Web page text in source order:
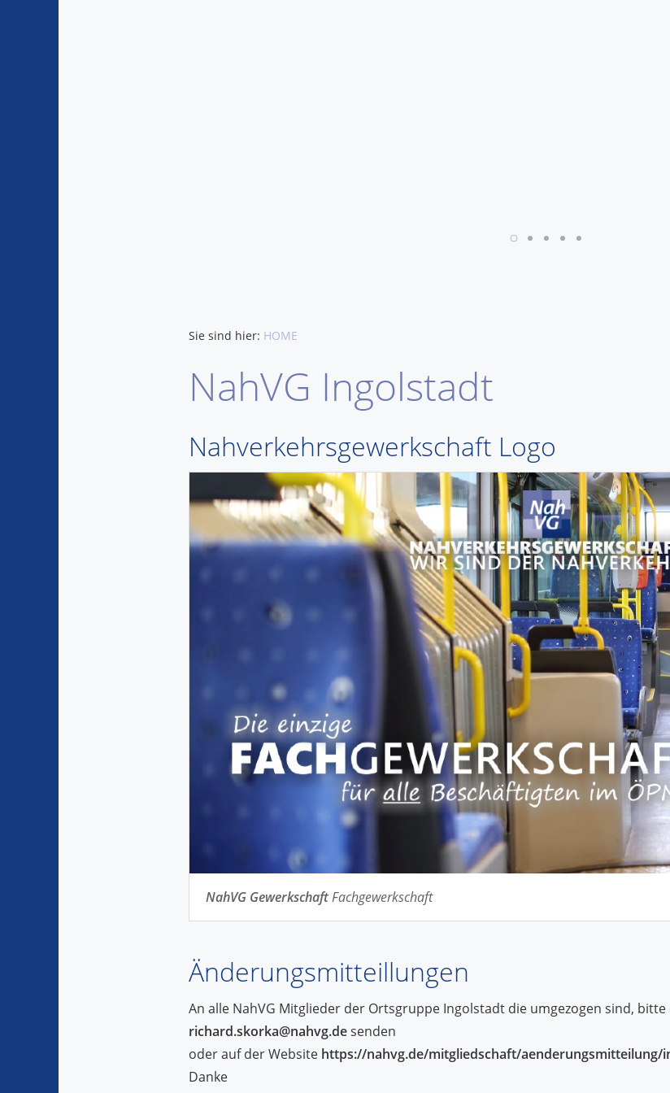
Sie sind hier: HOME
NahVG Ingolstadt
Nahverkehrsgewerkschaft Logo
NahVG GewerkschaftFachgewerkschaft
Änderungsmitteillungen
An alle NahVG Mitglieder der Ortsgruppe Ingolstadt die umgezogen sind, bitte
richard.skorka@nahvg.desenden
oder auf der Website https://nahvg.de/mitgliedschaft/aenderungsmitteilung/
Danke